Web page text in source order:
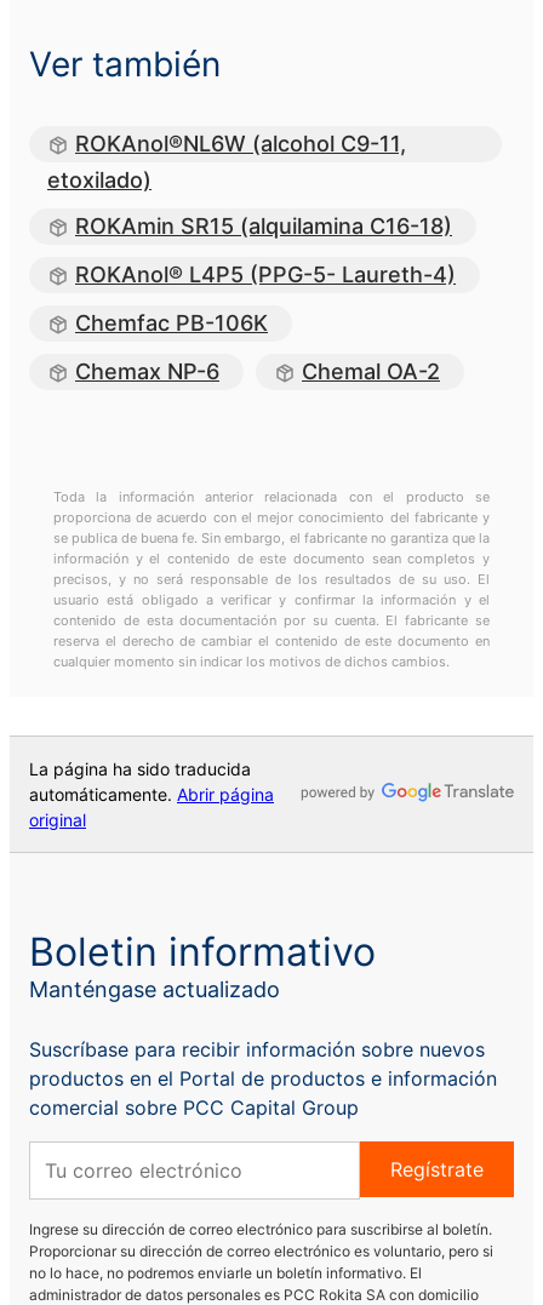
Ver también
ROKAnol®NL6W (alcohol C9-11,
etoxilado)
ROKAmin SR15 (alquilamina C16-18)
ROKAnol® L4P5 (PPG-5- Laureth-4)
Chemfac PB-106K
Chemax NP-6
Chemal OA-2
Toda la información anterior relacionada con el producto se
proporciona de acuerdo con el mejor conocimiento del fabricante y
se publica de buena fe. Sin embargo, el fabricante no garantiza que la
información y el contenido de este documento sean completos y
precisos, y no será responsable de los resultados de su uso. El
usuario está obligado a verificar y confirmar la información y el
contenido de esta documentación por su cuenta. El fabricante se
reserva el derecho de cambiar el contenido de este documento en
cualquier momento sin indicar los motivos de dichos cambios.
La página ha sido traducida
automáticamente. Abrir página
original
Boletin informativo
Manténgase actualizado
Suscríbase para recibir información sobre nuevos
productos en el Portal de productos e información
comercial sobre PCC Capital Group
Regístrate
Ingrese su dirección de correo electrónico para suscribirse al boletín.
Proporcionar su dirección de correo electrónico es voluntario, pero si
no lo hace, no podremos enviarle un boletín informativo. El
administrador de datos personales es PCC Rokita SA con domicilio